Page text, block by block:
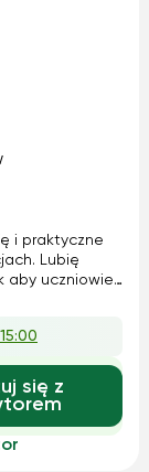
i praktyczne
Lubię
aby uczniowie
rozumieli
Zawsze
się z